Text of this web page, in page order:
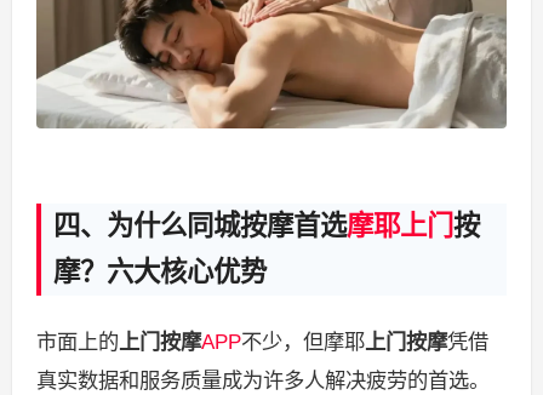
四、为什么同城按摩首选摩耶上门 按
摩？六大核心优势
市面上的上门按摩APP不少，但摩耶上门按摩凭借
真实数据和服务质量成为许多人解决疲劳的首选。